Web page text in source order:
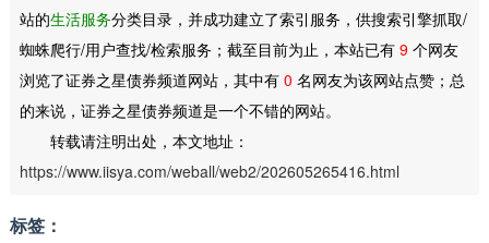
站的生活服务分类目录，并成功建立了索引服务，供搜索引擎抓取/
蜘蛛爬行/用户查找/检索服务；截至目前为止，本站已有 9个网友
浏览了证券之星债券频道网站，其中有 0 名网友为该网站点赞；总
的来说，证券之星债券频道是一个不错的网站。
转载请注明出处，本文地址：
https://www.iisya.com/weball/web2/202605265416.html
标签：